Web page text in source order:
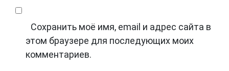
Сохранить моё имя, email и адрес сайта в
этом браузере для последующих моих
комментариев.